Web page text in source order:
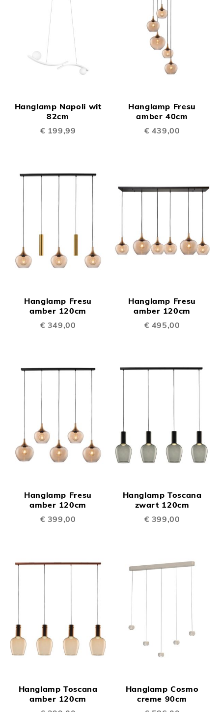
Hanglamp Napoli wit
82cm
€ 199,99
Hanglamp Fresu
amber 40cm
€ 439,00
Hanglamp Fresu
amber 120cm
€ 349,00
Hanglamp Fresu
amber 120cm
€ 495,00
Hanglamp Fresu
amber 120cm
€ 399,00
Hanglamp Toscana
zwart 120cm
€ 399,00
Hanglamp Toscana
amber 120cm
Hanglamp Cosmo
creme 90cm